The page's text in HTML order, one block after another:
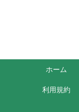
ホーム
利用規約